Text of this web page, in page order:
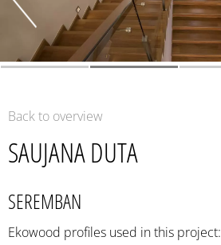
Back to overview
SAUJANA DUTA
SEREMBAN
Ekowood profiles used in this project: